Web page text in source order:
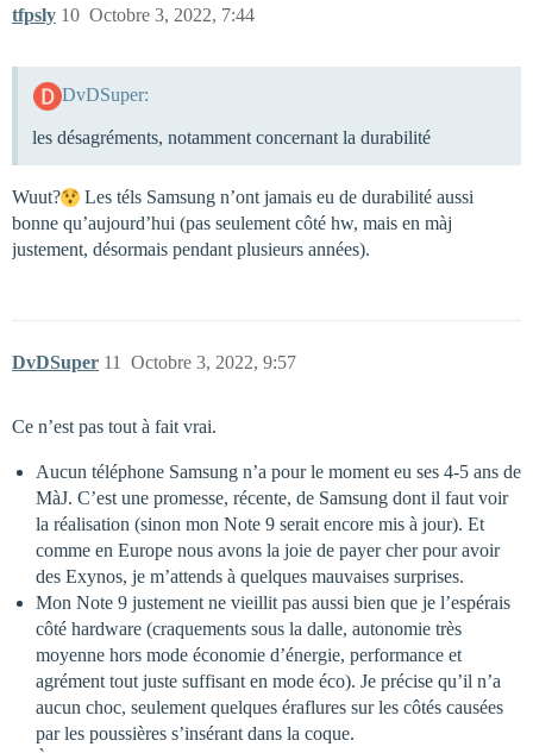
tfpsly Octobre 3, 2022, 7:44
10
DvDSuper:
les désagréments, notamment concernant la durabilité
Wuut?
Les téls Samsung n’ont jamais eu de durabilité aussi
bonne qu’aujourd’hui (pas seulement côté hw, mais en màj
justement, désormais pendant plusieurs années).
DvDSuper Octobre 3, 2022, 9:57
11
Ce n’est pas tout à fait vrai.
Aucun téléphone Samsung n’a pour le moment eu ses 4-5 ans de
MàJ. C’est une promesse, récente, de Samsung dont il faut voir
la réalisation (sinon mon Note 9 serait encore mis à jour). Et
comme en Europe nous avons la joie de payer cher pour avoir
des Exynos, je m’attends à quelques mauvaises surprises.
Mon Note 9 justement ne vieillit pas aussi bien que je l’espérais
côté hardware (craquements sous la dalle, autonomie très
moyenne hors mode économie d’énergie, performance et
agrément tout juste suffisant en mode éco). Je précise qu’il n’a
aucun choc, seulement quelques éraflures sur les côtés causées
par les poussières s’insérant dans la coque.